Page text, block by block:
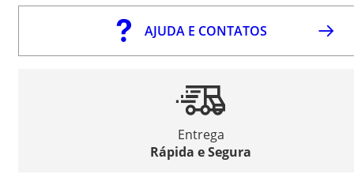
AJUDA E CONTATOS
Entrega
Rápida e Segura